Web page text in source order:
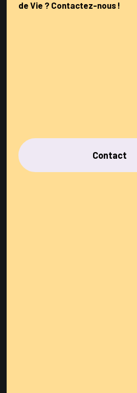
de Vie ? Contactez-nous !
Contact